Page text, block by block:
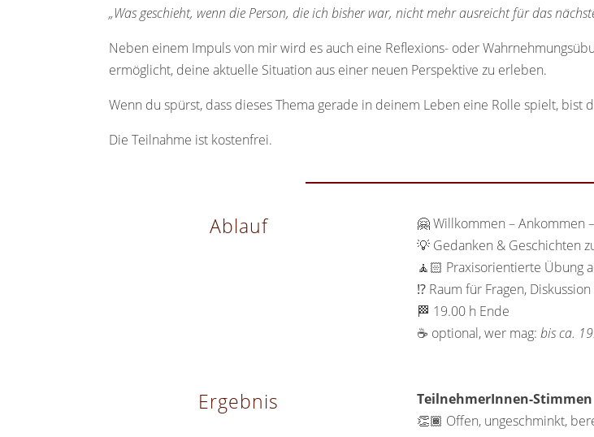
„Was geschieht, wenn die Person, die ich bisher war, nicht mehr ausreicht für das
Neben einem Impuls von mir wird es auch eine Reflexions- oder
ermöglicht, deine aktuelle Situation aus einer neuen Perspektive zu erleben.
Wenn du spürst, dass dieses Thema gerade in deinem Leben eine Rolle spielt,
Die Teilnahme ist kostenfrei.
Ablauf
🤗 Willkommen – Ankommen
💡 Gedanken & Geschichten
🧘🏻 Praxisorientierte Übung
⁉️ Raum für Fragen,
🏁 19.00 h Ende
☕️ optional, wer mag: bis ca.
Ergebnis
TeilnehmerInnen-Stimmen
👏🏾 Offen, ungeschminkt,